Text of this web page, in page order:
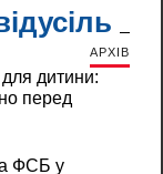
АРХІВ
дитини:
перед
ФСБ у